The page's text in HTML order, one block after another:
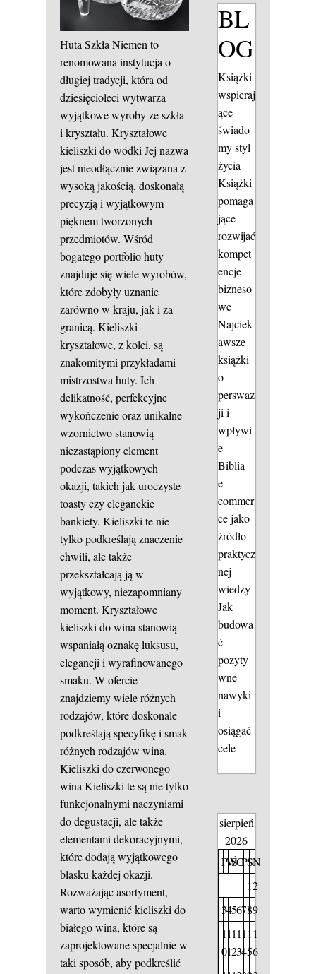
Huta Szkła Niemen to
renomowana instytucja o
długiej tradycji, która od
dziesięcioleci wytwarza
wyjątkowe wyroby ze szkła
i kryształu. Kryształowe
kieliszki do wódki Jej nazwa
jest nieodłącznie związana z
wysoką jakością, doskonałą
precyzją i wyjątkowym
pięknem tworzonych
przedmiotów. Wśród
bogatego portfolio huty
znajduje się wiele wyrobów,
które zdobyły uznanie
zarówno w kraju, jak i za
granicą. Kieliszki
kryształowe, z kolei, są
znakomitymi przykładami
mistrzostwa huty. Ich
delikatność, perfekcyjne
wykończenie oraz unikalne
wzornictwo stanowią
niezastąpiony element
podczas wyjątkowych
okazji, takich jak uroczyste
toasty czy eleganckie
bankiety. Kieliszki te nie
tylko podkreślają znaczenie
chwili, ale także
przekształcają ją w
wyjątkowy, niezapomniany
moment. Kryształowe
kieliszki do wina stanowią
wspaniałą oznakę luksusu,
elegancji i wyrafinowanego
smaku. W ofercie
znajdziemy wiele różnych
rodzajów, które doskonale
podkreślają specyfikę i smak
różnych rodzajów wina.
Kieliszki do czerwonego
wina Kieliszki te są nie tylko
funkcjonalnymi naczyniami
do degustacji, ale także
elementami dekoracyjnymi,
które dodają wyjątkowego
blasku każdej okazji.
Rozważając asortyment,
warto wymienić kieliszki do
białego wina, które są
zaprojektowane specjalnie w
taki sposób, aby podkreślić
BL
OG
Książki
wspieraj
ące
świado
my styl
życia
Książki
pomaga
jące
rozwijać
kompet
encje
bizneso
we
Najciek
awsze
książki
o
perswaz
ji i
wpływi
e
Biblia
e-
commer
ce jako
źródło
praktycz
nej
wiedzy
Jak
budowa
ć
pozyty
wne
nawyki
i
osiągać
cele
sierpień
2026
PW
ŚCPSN
12
3456789
1
0
1
1
1
2
1
3
1
4
1
5
1
6